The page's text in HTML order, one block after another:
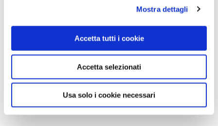
Mostra dettagli
Accetta tutti i cookie
Accetta selezionati
Usa solo i cookie necessari